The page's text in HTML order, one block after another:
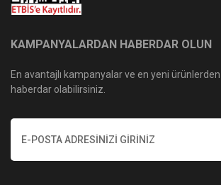
KAMPANYALARDAN HABERDAR OLUN
En avantajlı kampanyalar ve en yeni
haberdar olabilirsiniz.